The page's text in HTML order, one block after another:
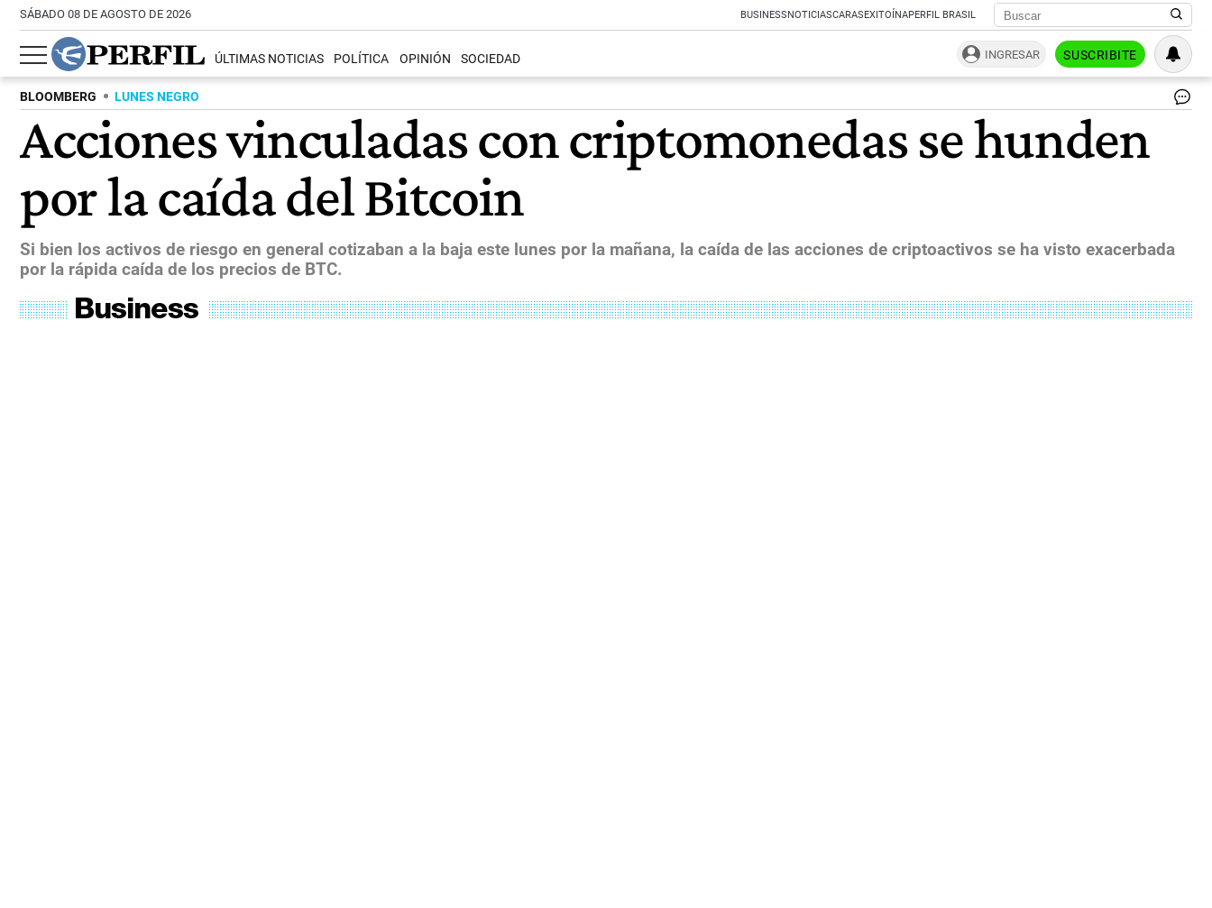
SÁBADO 08 DE AGOSTO DE 2026 BUSINESSNOTICIASCARASEXITOÍNAPERFIL BRASIL
ÚLTIMAS NOTICIAS POLÍTICA OPINIÓN SOCIEDAD INGRESAR SUSCRIBITE
BLOOMBERG LUNES NEGRO
Acciones vinculadas con criptomonedas se hunden
por la caída del Bitcoin
Si bien los activos de riesgo en general cotizaban a la baja este lunes por la mañana, la caída de las acciones de criptoactivos se ha visto exacerbada
por la rápida caída de los precios de BTC.